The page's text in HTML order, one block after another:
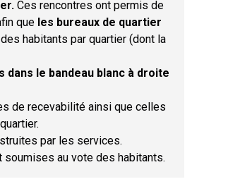
Ces rencontres ont permis de
que les bureaux de quartier
habitants par quartier (dont la
le bandeau blanc à droite
de recevabilité ainsi que celles
par les services.
au vote des habitants.